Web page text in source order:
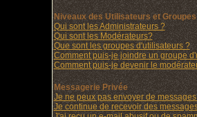
Niveaux des Utilisateurs et Groupes
Qui sont les Administrateurs ?
Qui sont les Modérateurs?
Que sont les groupes d'utilisateurs ?
Comment puis-je joindre un groupe
Comment puis-je devenir le
Messagerie Privée
Je ne peux pas envoyer de
Je continue de recevoir des